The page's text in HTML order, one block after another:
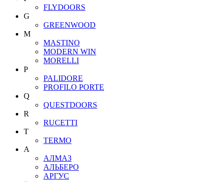
FLYDOORS
G
GREENWOOD
M
MASTINO
MODERN WIN
MORELLI
P
PALIDORE
PROFILO PORTE
Q
QUESTDOORS
R
RUCETTI
T
TERMO
А
АЛМАЗ
АЛЬБЕРО
АРГУС